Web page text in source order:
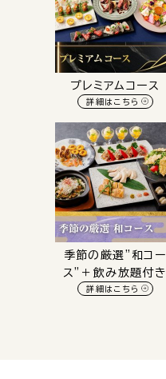
プレミアムコース
詳細はこちら
季節の厳選”和コー
ス”＋飲み放題付き
詳細はこちら